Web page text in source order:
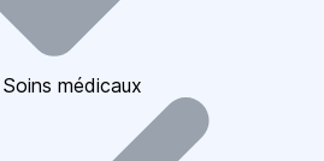
Soins médicaux